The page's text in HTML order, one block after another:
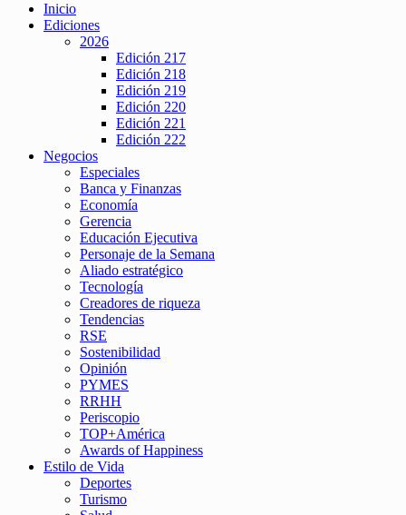
Inicio
Ediciones
2026
Edición 217
Edición 218
Edición 219
Edición 220
Edición 221
Edición 222
Negocios
Especiales
Banca y Finanzas
Economía
Gerencia
Educación Ejecutiva
Personaje de la Semana
Aliado estratégico
Tecnología
Creadores de riqueza
Tendencias
RSE
Sostenibilidad
Opinión
PYMES
RRHH
Periscopio
TOP+América
Awards of Happiness
Estilo de Vida
Deportes
Turismo